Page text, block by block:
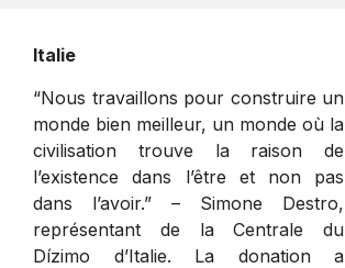
Italie
“Nous travaillons pour construire un
monde bien meilleur, un monde où la
civilisation trouve la raison de
l’existence dans l’être et non pas
dans l’avoir.” – Simone Destro,
représentant de la Centrale du
Dízimo d’Italie. La donation a